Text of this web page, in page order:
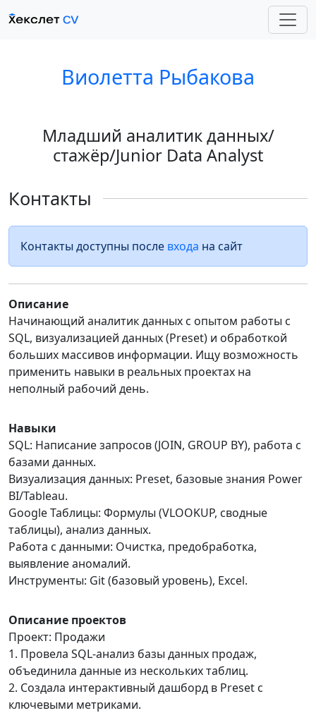
Виолетта Рыбакова
Младший аналитик данных/
стажёр/Junior Data Analyst
Контакты
Контакты доступны после входа на сайт
Описание
Начинающий аналитик данных с опытом работы с
SQL, визуализацией данных (Preset) и обработкой
больших массивов информации. Ищу возможность
применить навыки в реальных проектах на
неполный рабочий день.
Навыки
SQL: Написание запросов (JOIN, GROUP BY), работа с
базами данных.
Визуализация данных: Preset, базовые знания Power
BI/Tableau.
Google Таблицы: Формулы (VLOOKUP, сводные
таблицы), анализ данных.
Работа с данными: Очистка, предобработка,
выявление аномалий.
Инструменты: Git (базовый уровень), Excel.
Описание проектов
Проект: Продажи
1. Провела SQL-анализ базы данных продаж,
объединила данные из нескольких таблиц.
2. Создала интерактивный дашборд в Preset с
ключевыми метриками.